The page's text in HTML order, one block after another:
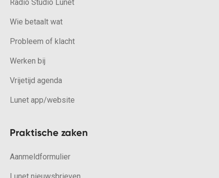
Radio Studio Lunet
Wie betaalt wat
Probleem of klacht
Werken bij
Vrijetijd agenda
Lunet app/website
Praktische zaken
Aanmeldformulier
Lunet nieuwsbrieven